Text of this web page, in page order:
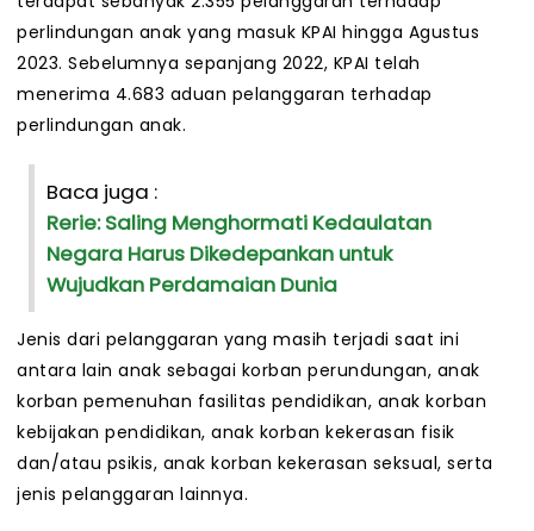
perlindungan anak yang masuk KPAI hingga Agustus
2023. Sebelumnya sepanjang 2022, KPAI telah
menerima 4.683 aduan pelanggaran terhadap
perlindungan anak.
Baca juga :
Rerie: Saling Menghormati Kedaulatan
Negara Harus Dikedepankan untuk
Wujudkan Perdamaian Dunia
Jenis dari pelanggaran yang masih terjadi saat ini
antara lain anak sebagai korban perundungan, anak
korban pemenuhan fasilitas pendidikan, anak korban
kebijakan pendidikan, anak korban kekerasan fisik
dan/atau psikis, anak korban kekerasan seksual, serta
jenis pelanggaran lainnya.